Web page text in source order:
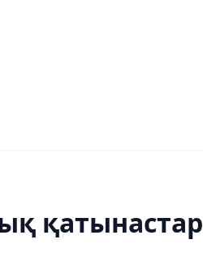
қатынастар